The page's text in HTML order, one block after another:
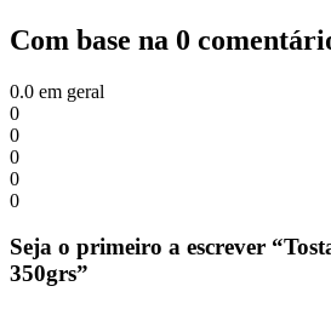
Com base na 0
0.0 em geral
0
0
0
0
0
Seja o primeiro a escrever
350grs”